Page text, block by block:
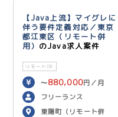
【Java上流】マイグレに
伴う要件定義対応／東京
都江東区（リモート併
用） のJava求人案件
リモートOK
〜880,000円／月
フリーランス
東陽町（リモート併